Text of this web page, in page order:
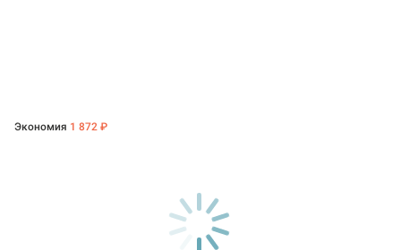
Экономия 1 872 ₽